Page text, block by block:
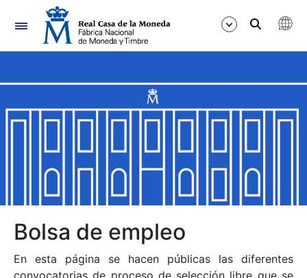
Navegación
Mostrar/Ocultar
Mostrar/Ocultar
Mostrar/Ocultar
Mostrar/Ocultar
Bolsa de empleo
En esta página se hacen públicas las diferentes
convocatorias de proceso de selección libre que se